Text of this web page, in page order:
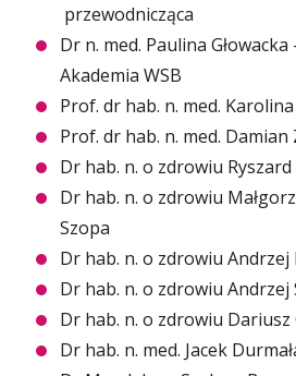
przewodnicząca
Dr n. med. Paulina
Akademia WSB
Prof. dr hab. n. med.
Prof. dr hab. n. med. Damian
Dr hab. n. o zdrowiu
Dr hab. n. o zdrowiu
Szopa
Dr hab. n. o zdrowiu Andrzej
Dr hab. n. o zdrowiu Andrzej
Dr hab. n. o zdrowiu Dariusz
Dr hab. n. med. Jacek